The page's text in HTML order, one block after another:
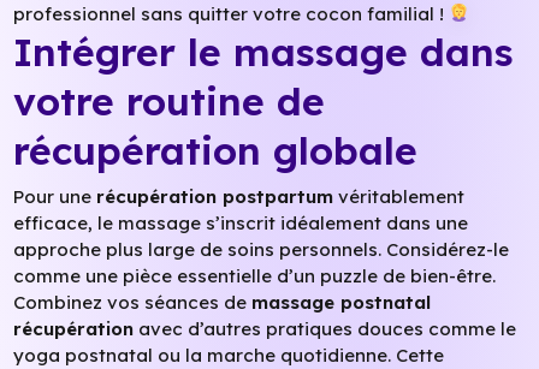
professionnel sans quitter votre cocon familial !
Intégrer le massage dans
votre routine de
récupération globale
Pour une récupération postpartum véritablement
efficace, le massage s’inscrit idéalement dans une
approche plus large de soins personnels. Considérez-le
comme une pièce essentielle d’un puzzle de bien-être.
Combinez vos séances de massage postnatal
récupération avec d’autres pratiques douces comme le
yoga postnatal ou la marche quotidienne. Cette